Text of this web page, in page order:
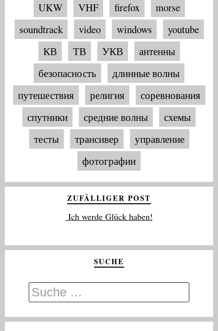
UKW
VHF firefox
morse
soundtrack
video windows
youtube
КВ
ТВ УКВ
антенны
безопасность
длинные волны
путешествия
религия
соревнования
спутники
средние волны
схемы
тесты
трансивер
управление
фотографии
ZUFÄLLIGER POST
Ich werde Glück haben!
SUCHE